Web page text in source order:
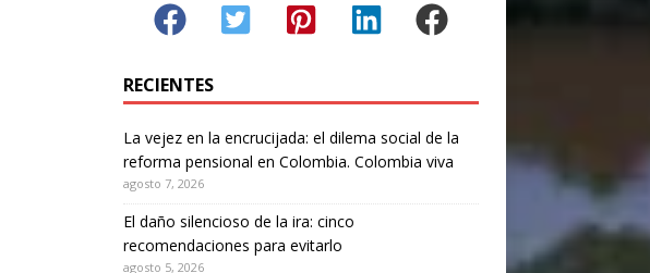
RECIENTES
La vejez en la encrucijada: el dilema social de la
reforma pensional en Colombia. Colombia viva
agosto 7, 2026
El daño silencioso de la ira: cinco
recomendaciones para evitarlo
agosto 5, 2026